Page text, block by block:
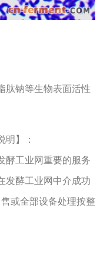
肽钠等生物表面活性
】：
酵工业网重要的服务
发酵工业网中介成功
或全部设备处理按整